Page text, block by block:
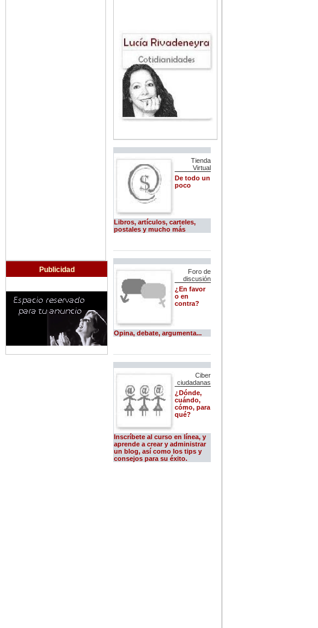
Publicidad
Tienda
Virtual
De todo un
poco
Libros, artículos, carteles,
postales y mucho más
Foro de
discusión
¿En favor
o en
contra?
Opina, debate, argumenta...
Ciber
ciudadanas
¿Dónde,
cuándo,
cómo, para
qué?
Inscríbete al curso en línea, y
aprende a crear y administrar
un blog, así como los tips y
consejos para su éxito.